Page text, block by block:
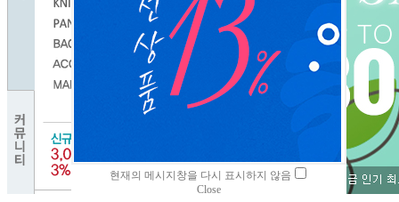
현재의 메시지창을 다시 표시하지 않음
Close